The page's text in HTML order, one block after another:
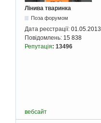
Лінива тваринка
Поза форумом
Дата реєстрації: 01.05.2013
Повідомлень: 15 838
Репутація: 13496
вебсайт